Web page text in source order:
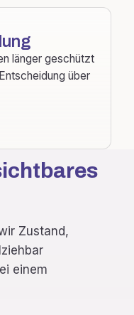
länger geschützt
über
Zustand,
einem